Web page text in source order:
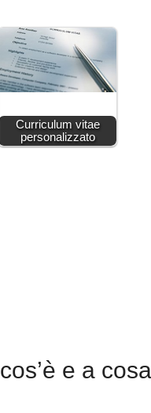
Curriculum vitae
personalizzato
e a cosa